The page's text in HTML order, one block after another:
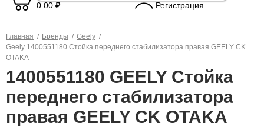
0.00 ₽
Регистрация
Главная / Бренды / Geely /
Geely 1400551180 Стойка переднего стабилизатора правая GEELY CK
OTAKA
1400551180 GEELY Стойка
переднего стабилизатора
правая GEELY CK OTAKA